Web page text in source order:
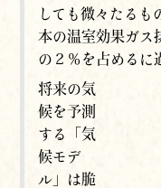
しても微々たるも
本の温室効果ガス
の２％を占めるに
将来の気
候を予測
する「気
候モデ
ル」は脆